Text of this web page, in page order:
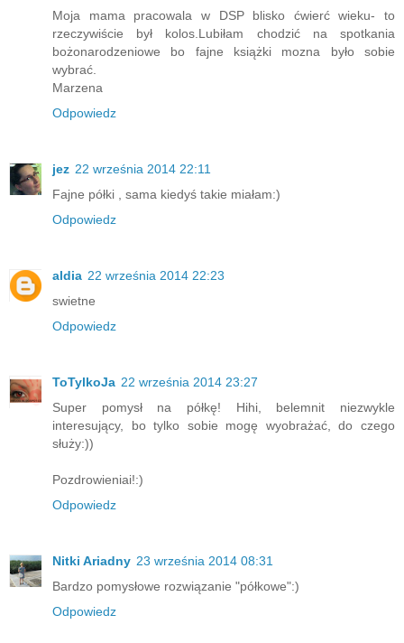
Moja mama pracowala w DSP blisko ćwierć wieku- to
rzeczywiście był kolos.Lubiłam chodzić na spotkania
bożonarodzeniowe bo fajne książki mozna było sobie
wybrać.
Marzena
Odpowiedz
jez 22 września 2014 22:11
Fajne półki , sama kiedyś takie miałam:)
Odpowiedz
aldia 22 września 2014 22:23
swietne
Odpowiedz
ToTylkoJa 22 września 2014 23:27
Super pomysł na półkę! Hihi, belemnit niezwykle
interesujący, bo tylko sobie mogę wyobrażać, do czego
służy:))
Pozdrowieniai!:)
Odpowiedz
Nitki Ariadny 23 września 2014 08:31
Bardzo pomysłowe rozwiązanie "półkowe":)
Odpowiedz